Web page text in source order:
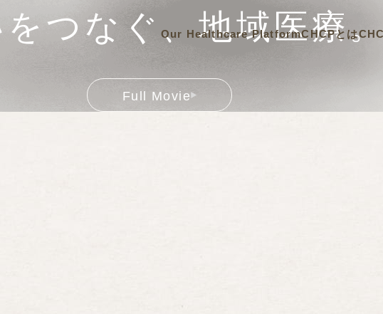
Our Healthcare PlatformCHCPとは
つなぐ、地域医療
Full Movie